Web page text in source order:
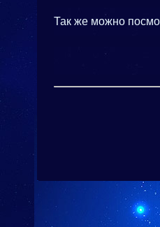
Так же можно